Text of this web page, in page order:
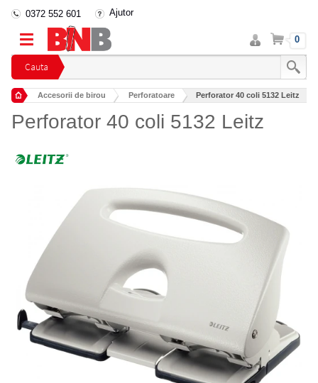
Cauta
0372 552 601 Ajutor
Intra
in
cont
Cos 0
Accesorii de birou Perforatoare Perforator 40 coli 5132 Leitz
Perforator 40 coli 5132 Leitz